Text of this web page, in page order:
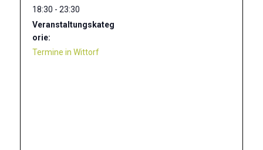
18:30 - 23:30
Veranstaltungskateg
orie:
Termine in Wittorf